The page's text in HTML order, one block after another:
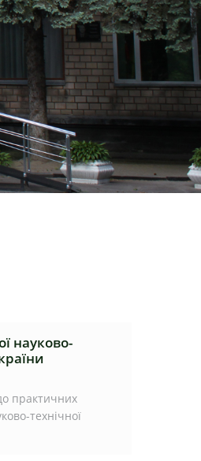
науково-
практичних
технічної